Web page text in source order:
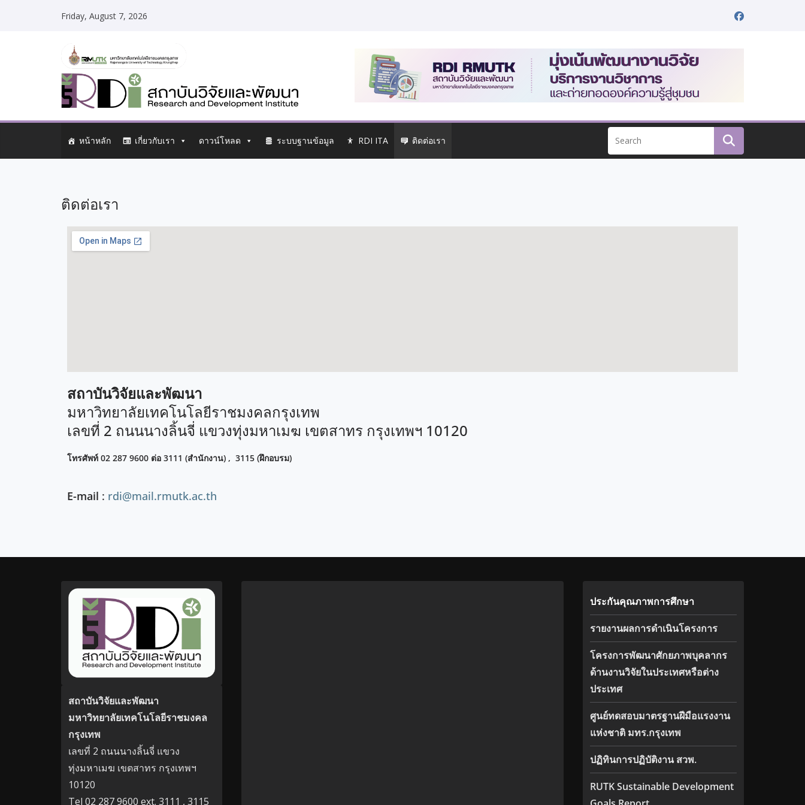
Friday, August 7, 2026
หน้าหลัก เกี่ยวกับเรา ดาวน์โหลด ระบบฐานข้อมูล RDI ITA ติดต่อเรา
ติดต่อเรา
สถาบันวิจัยและพัฒนา
มหาวิทยาลัยเทคโนโลยีราชมงคลกรุงเทพ
เลขที่ 2 ถนนนางลิ้นจี่ แขวงทุ่งมหาเมฆ เขตสาทร กรุงเทพฯ 10120
โทรศัพท์ 02 287 9600 ต่อ 3111 (สำนักงาน) , 3115 (ฝึกอบรม)
E-mail : rdi@mail.rmutk.ac.th
สถาบันวิจัยและพัฒนา
มหาวิทยาลัยเทคโนโลยีราชมงคล
กรุงเทพ
เลขที่ 2 ถนนนางลิ้นจี่ แขวง
ทุ่งมหาเมฆ เขตสาทร กรุงเทพฯ
10120
Tel 02 287 9600 ext. 3111 , 3115
ประกันคุณภาพการศึกษา
รายงานผลการดำเนินโครงการ
โครงการพัฒนาศักยภาพบุคลากร
ด้านงานวิจัยในประเทศหรือต่าง
ประเทศ
ศูนย์ทดสอบมาตรฐานฝีมือแรงงาน
แห่งชาติ มทร.กรุงเทพ
ปฏิทินการปฏิบัติงาน สวพ.
RUTK Sustainable Development